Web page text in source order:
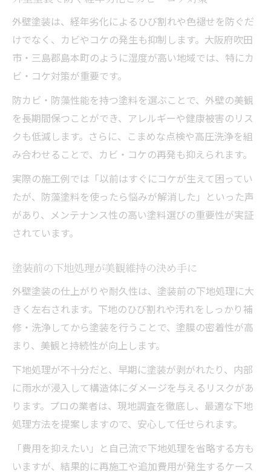
外壁塗装は、経年劣化によるひび割れや色褪せを防ぐだ
けでなく、カビやコケの発生も抑制します。大阪府吹田
市・三島郡島本町のように湿度が高い地域では、特にカ
ビ・コケ対策が重要です。
防カビ・防藻性能を持つ塗料を選ぶことで、外壁の美観
を長期間保つことができ、アレルギーや健康被害のリス
クも低減します。さらに、こまめな点検や高圧洗浄を組
み合わせることで、カビ・コケの再発も抑えられます。
実際の施工例では「以前はすぐにコケが生えて困ってい
たが、防藻塗料を使ったら悩みが解消した」といった声
があり、メンテナンス性の高い塗料選びの重要性が実証
されています。
塗装前の下地処理が美観維持の決め手に
外壁塗装の仕上がりや耐久性は、塗装前の下地処理に大
きく左右されます。下地のひび割れや汚れをしっかり補
修・洗浄してから塗装を行うことで、塗膜の密着性が高
まり、美観と持続性が向上します。
下地処理が不十分だと、早期に塗装が剥がれたり、内部
に雨水が浸入して構造体にダメージを与えるリスクがあ
ります。プロの業者は、現地調査を徹底し、最適な下地
処理方法を提案しますので、安心して任せられます。
「費用を抑えたい」と自己流で下地処理を省略する方も
いますが、結果的に再施工や追加費用が発生するケース